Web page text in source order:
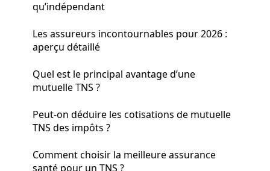
qu’indépendant
Les assureurs incontournables pour 2026 :
aperçu détaillé
Quel est le principal avantage d’une
mutuelle TNS ?
Peut-on déduire les cotisations de mutuelle
TNS des impôts ?
Comment choisir la meilleure assurance
santé pour un TNS ?